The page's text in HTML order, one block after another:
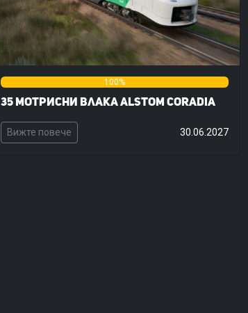
0% 100% 0%
35 мотрисни влака Alstom Coradia
Вижте повече 30.06.2027